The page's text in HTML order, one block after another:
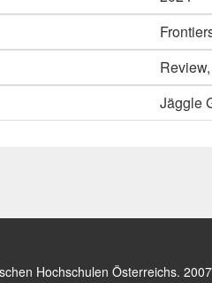
Jäggle
Hochschulen Österreichs.